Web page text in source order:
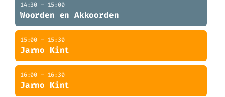
14:30 – 15:00
Woorden en Akkoorden
15:00 – 15:30
Jarno Kint
16:00 – 16:30
Jarno Kint